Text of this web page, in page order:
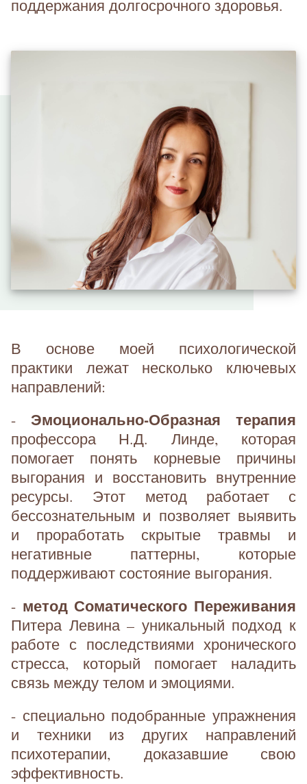
поддержания долгосрочного здоровья.
В основе моей психологической
практики лежат несколько ключевых
направлений:
- Эмоционально-Образная терапия
профессора Н.Д. Линде, которая
помогает понять корневые причины
выгорания и восстановить внутренние
ресурсы. Этот метод работает с
бессознательным и позволяет выявить
и проработать скрытые травмы и
негативные паттерны, которые
поддерживают состояние выгорания.
- метод Соматического Переживания
Питера Левина – уникальный подход к
работе с последствиями хронического
стресса, который помогает наладить
связь между телом и эмоциями.
- специально подобранные упражнения
и техники из других направлений
психотерапии, доказавшие свою
эффективность.